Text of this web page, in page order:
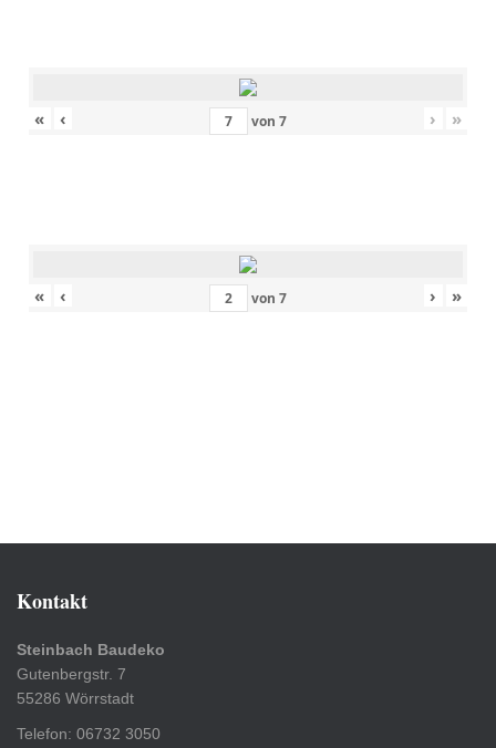
« ‹ von 7 › »
« ‹ von 7 › »
Kontakt
Steinbach Baudeko
Gutenbergstr. 7
55286 Wörrstadt
Telefon: 06732 3050